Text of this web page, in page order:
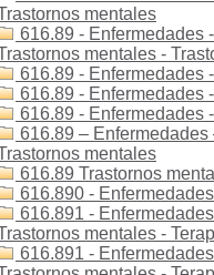
mentales
616.89 - Enfermedades
mentales -
616.89 - Enfermedades
616.89 - Enfermedades
616.89 - Enfermedades
616.89 –
mentales
616.89 Trastornos
616.890 -
616.891 -
mentales -
616.891 -